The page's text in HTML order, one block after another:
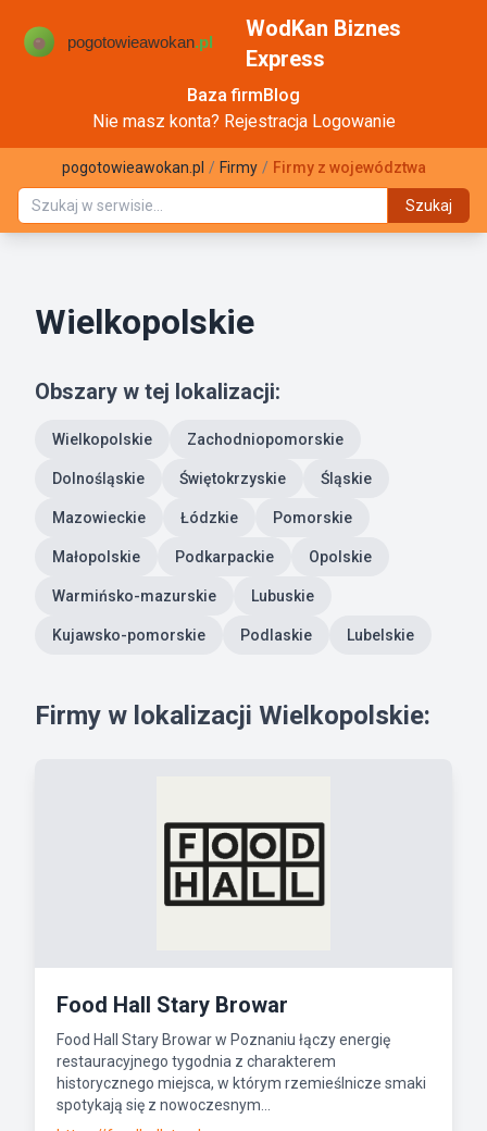
WodKan Biznes
Express
Baza firmBlog
Nie masz konta? Rejestracja Logowanie
pogotowieawokan.pl / Firmy / Firmy z województwa
Szukaj
Wielkopolskie
Obszary w tej lokalizacji:
Wielkopolskie Zachodniopomorskie
Dolnośląskie Świętokrzyskie Śląskie
Mazowieckie Łódzkie Pomorskie
Małopolskie Podkarpackie Opolskie
Warmińsko-mazurskie Lubuskie
Kujawsko-pomorskie Podlaskie Lubelskie
Firmy w lokalizacji Wielkopolskie:
Food Hall Stary Browar
Food Hall Stary Browar w Poznaniu łączy energię
restauracyjnego tygodnia z charakterem
historycznego miejsca, w którym rzemieślnicze smaki
spotykają się z nowoczesnym...